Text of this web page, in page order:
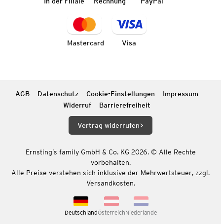
Mastercard Visa
AGB Datenschutz Cookie-Einstellungen
Impressum
Widerruf
Barrierefreiheit
Vertrag widerrufen
Ernsting’s family GmbH & Co. KG 2026. © Alle Rechte
vorbehalten.
Alle Preise verstehen sich inklusive der Mehrwertsteuer, zzgl.
Versandkosten.
DeutschlandÖsterreichNiederlande